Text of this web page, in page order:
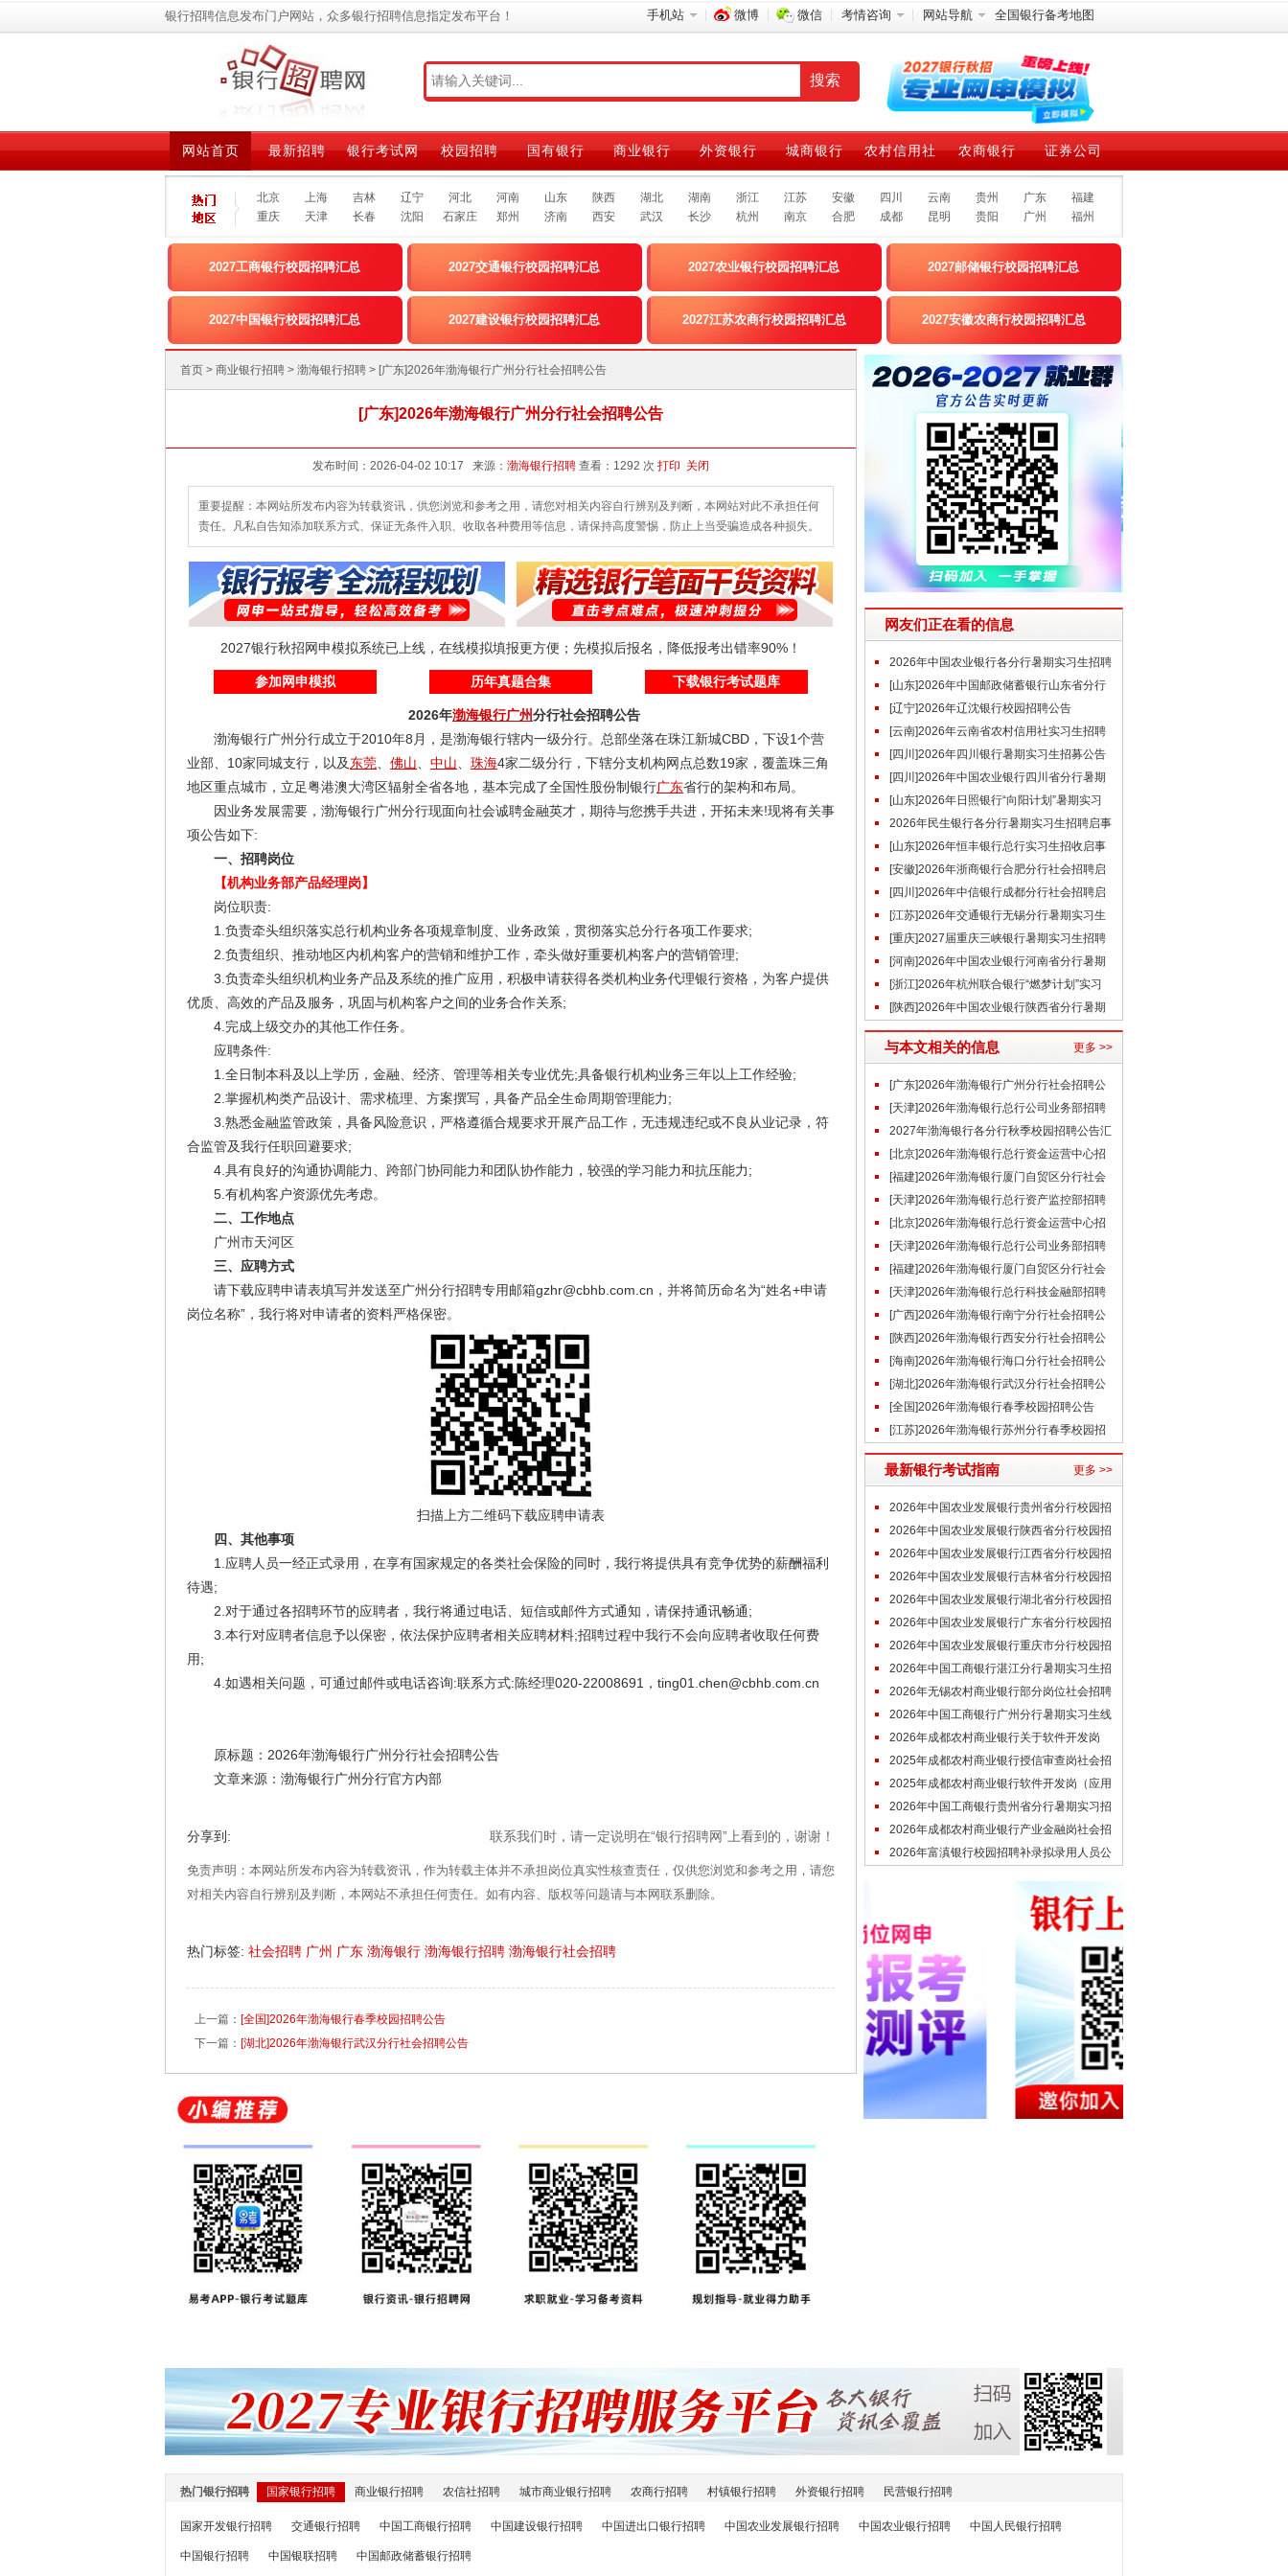
手机站 微博 微信 考情咨询 网站导航 全国银行备考地图
银行招聘信息发布门户网站，众多银行招聘信息指定发布平台！
网站首页 最新招聘 银行考试网 校园招聘 国有银行 商业银行 外资银行 城商银行 农村信用社 农商银行 证券公司
北京 上海 吉林 辽宁 河北 河南 山东 陕西 湖北 湖南 浙江 江苏 安徽 四川 云南 贵州 广东
福建
重庆
天津 长春 沈阳 石家庄 郑州 济南 西安 武汉 长沙 杭州 南京 合肥 成都 昆明 贵阳 广州 福州
2027工商银行校园招聘汇总 2027交通银行校园招聘汇总 2027农业银行校园招聘汇总 2027邮储银行校园招聘汇总
2027中国银行校园招聘汇总 2027建设银行校园招聘汇总 2027江苏农商行校园招聘汇总 2027安徽农商行校园招聘汇总
首页 > 商业银行招聘 > 渤海银行招聘 > [广东]2026年渤海银行广州分行社会招聘公告
[广东]2026年渤海银行广州分行社会招聘公告
发布时间：2026-04-02 10:17 来源： 渤海银行招聘 查看： 1292 次 打印 关闭
重要提醒：本网站所发布内容为转载资讯，供您浏览和参考之用，请您对相关内容自行辨别及判断，本网站对此不承担任何
责任。凡私自告知添加联系方式、保证无条件入职、收取各种费用等信息，请保持高度警惕，防止上当受骗造成各种损失。
2027银行秋招网申模拟系统已上线，在线模拟填报更方便；先模拟后报名，降低报考出错率90%！
参加网申模拟 历年真题合集 下载银行考试题库
2026年渤海银行广州分行社会招聘公告
渤海银行广州分行成立于2010年8月，是渤海银行辖内一级分行。总部坐落在珠江新城CBD，下设1个营
业部、10家同城支行，以及东莞 佛山 中山 珠海4家二级分行，下辖分支机构网点总数19家，覆盖珠三角
地区重点城市，立足粤港澳大湾区辐射全省各地，基本完成了全国性股份制银行广东省行的架构和布局。
因业务发展需要，渤海银行广州分行现面向社会诚聘金融英才，期待与您携手共进，开拓未来!现将有关事
项公告如下:
一、招聘岗位
【机构业务部产品经理岗】
岗位职责:
1.负责牵头组织落实总行机构业务各项规章制度、业务政策，贯彻落实总分行各项工作要求;
2.负责组织、推动地区内机构客户的营销和维护工作，牵头做好重要机构客户的营销管理;
3.负责牵头组织机构业务产品及系统的推广应用，积极申请获得各类机构业务代理银行资格，为客户提供
优质、高效的产品及服务，巩固与机构客户之间的业务合作关系;
4.完成上级交办的其他工作任务。
应聘条件:
1.全日制本科及以上学历，金融、经济、管理等相关专业优先;具备银行机构业务三年以上工作经验;
2.掌握机构类产品设计、需求梳理、方案撰写，具备产品全生命周期管理能力;
3.熟悉金融监管政策，具备风险意识，严格遵循合规要求开展产品工作，无违规违纪或不良从业记录，符
合监管及我行任职回避要求;
4.具有良好的沟通协调能力、跨部门协同能力和团队协作能力，较强的学习能力和抗压能力;
5.有机构客户资源优先考虑。
二、工作地点
广州市天河区
三、应聘方式
请下载应聘申请表填写并发送至广州分行招聘专用邮箱gzhr@cbhb.com.cn，并将简历命名为“姓名+申请
岗位名称”，我行将对申请者的资料严格保密。
扫描上方二维码下载应聘申请表
四、其他事项
1.应聘人员一经正式录用，在享有国家规定的各类社会保险的同时，我行将提供具有竞争优势的薪酬福利
待遇;
2.对于通过各招聘环节的应聘者，我行将通过电话、短信或邮件方式通知，请保持通讯畅通;
3.本行对应聘者信息予以保密，依法保护应聘者相关应聘材料;招聘过程中我行不会向应聘者收取任何费
用;
4.如遇相关问题，可通过邮件或电话咨询:联系方式:陈经理020-22008691，ting01.chen@cbhb.com.cn
原标题：2026年渤海银行广州分行社会招聘公告
文章来源：渤海银行广州分行官方内部
分享到: 联系我们时，请一定说明在“银行招聘网”上看到的，谢谢！
免责声明：本网站所发布内容为转载资讯，作为转载主体并不承担岗位真实性核查责任，仅供您浏览和参考之用，请您
对相关内容自行辨别及判断，本网站不承担任何责任。如有内容、版权等问题请与本网联系删除。
热门标签: 社会招聘 广州 广东 渤海银行 渤海银行招聘 渤海银行社会招聘
上一篇： [全国]2026年渤海银行春季校园招聘公告
下一篇： [湖北]2026年渤海银行武汉分行社会招聘公告
网友们正在看的信息
2026年中国农业银行各分行暑期实习生招聘
公告汇总
[山东]2026年中国邮政储蓄银行山东省分行
暑期实习生招聘公告
[辽宁]2026年辽沈银行校园招聘公告
[云南]2026年云南省农村信用社实习生招聘
公告[四川]2026年四川银行暑期实习生招募公告
[四川]2026年中国农业银行四川省分行暑期
实习生招募公告
[山东]2026年日照银行“向阳计划”暑期实习
生招聘公告
2026年民生银行各分行暑期实习生招聘启事
汇总[山东]2026年恒丰银行总行实习生招收启事
（6.13）
[安徽]2026年浙商银行合肥分行社会招聘启
事
[四川]2026年中信银行成都分行社会招聘启
事(6.18)
[江苏]2026年交通银行无锡分行暑期实习生
招聘公告
[重庆]2027届重庆三峡银行暑期实习生招聘
公告[河南]2026年中国农业银行河南省分行暑期
实习生招募公告
[浙江]2026年杭州联合银行“燃梦计划”实习
生招聘公告
[陕西]2026年中国农业银行陕西省分行暑期
实习生招募公告
与本文相关的信息 更多 >>
[广东]2026年渤海银行广州分行社会招聘公
告（6.26）
[天津]2026年渤海银行总行公司业务部招聘
公告（6.16）
2027年渤海银行各分行秋季校园招聘公告汇
总
[北京]2026年渤海银行总行资金运营中心招
聘公告[福建]2026年渤海银行厦门自贸区分行社会
招聘公告
[天津]2026年渤海银行总行资产监控部招聘
公告[北京]2026年渤海银行总行资金运营中心招
聘公告（5.26）
[天津]2026年渤海银行总行公司业务部招聘
公告[福建]2026年渤海银行厦门自贸区分行社会
招聘公告（5.20）
[天津]2026年渤海银行总行科技金融部招聘
公告（5.18）
[广西]2026年渤海银行南宁分行社会招聘公
告（5.14）
[陕西]2026年渤海银行西安分行社会招聘公
告（4.29）
[海南]2026年渤海银行海口分行社会招聘公
告（4.27）
[湖北]2026年渤海银行武汉分行社会招聘公
告
[全国]2026年渤海银行春季校园招聘公告
[江苏]2026年渤海银行苏州分行春季校园招
聘公告
最新银行考试指南 更多 >>
2026年中国农业发展银行贵州省分行校园招
聘拟招录人员名单
2026年中国农业发展银行陕西省分行校园招
聘拟招录人员名单
2026年中国农业发展银行江西省分行校园招
聘拟招录人员名单
2026年中国农业发展银行吉林省分行校园招
聘拟招录人员名单
2026年中国农业发展银行湖北省分行校园招
聘拟招录人员名单
2026年中国农业发展银行广东省分行校园招
聘拟招录人员名单
2026年中国农业发展银行重庆市分行校园招
聘拟招录人员名单
2026年中国工商银行湛江分行暑期实习生招
聘实习时间通知
2026年无锡农村商业银行部分岗位社会招聘
入围体检名单通知
2026年中国工商银行广州分行暑期实习生线
上笔试通知
2026年成都农村商业银行关于软件开发岗
（应用平台方向）社会招聘面试成绩公
2025年成都农村商业银行授信审查岗社会招
聘拟聘人员名单公示
2025年成都农村商业银行软件开发岗（应用
架构方向）社会招聘拟聘人员名单公
2026年中国工商银行贵州省分行暑期实习招
聘视频面试通知
2026年成都农村商业银行产业金融岗社会招
聘拟聘人员名单公示
2026年富滇银行校园招聘补录拟录用人员公
热门银行招聘 国家银行招聘 商业银行招聘 农信社招聘 城市商业银行招聘 农商行招聘 村镇银行招聘 外资银行招聘 民营银行招聘
国家开发银行招聘 交通银行招聘 中国工商银行招聘 中国建设银行招聘 中国进出口银行招聘 中国农业发展银行招聘 中国农业银行招聘 中国人民银行招聘
中国银行招聘 中国银联招聘 中国邮政储蓄银行招聘